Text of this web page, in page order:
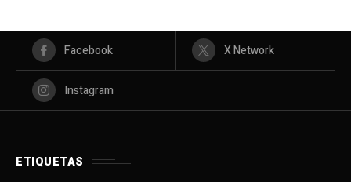
Facebook X Network
Instagram
ETIQUETAS